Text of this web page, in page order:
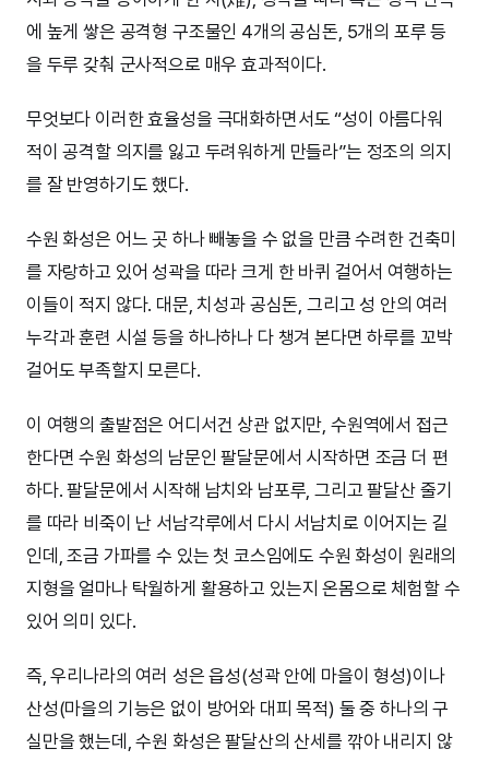
에 높게 쌓은 공격형 구조물인 4개의 공심돈, 5개의 포루 등
을 두루 갖춰 군사적으로 매우 효과적이다.
무엇보다 이러한 효율성을 극대화하면서도 “성이 아름다워
적이 공격할 의지를 잃고 두려워하게 만들라”는 정조의 의지
를 잘 반영하기도 했다.
수원 화성은 어느 곳 하나 빼놓을 수 없을 만큼 수려한 건축미
를 자랑하고 있어 성곽을 따라 크게 한 바퀴 걸어서 여행하는
이들이 적지 않다. 대문, 치성과 공심돈, 그리고 성 안의 여러
누각과 훈련 시설 등을 하나하나 다 챙겨 본다면 하루를 꼬박
걸어도 부족할지 모른다.
이 여행의 출발점은 어디서건 상관 없지만, 수원역에서 접근
한다면 수원 화성의 남문인 팔달문에서 시작하면 조금 더 편
하다. 팔달문에서 시작해 남치와 남포루, 그리고 팔달산 줄기
를 따라 비죽이 난 서남각루에서 다시 서남치로 이어지는 길
인데, 조금 가파를 수 있는 첫 코스임에도 수원 화성이 원래의
지형을 얼마나 탁월하게 활용하고 있는지 온몸으로 체험할 수
있어 의미 있다.
즉, 우리나라의 여러 성은 읍성(성곽 안에 마을이 형성)이나
산성(마을의 기능은 없이 방어와 대피 목적) 둘 중 하나의 구
실만을 했는데, 수원 화성은 팔달산의 산세를 깎아 내리지 않